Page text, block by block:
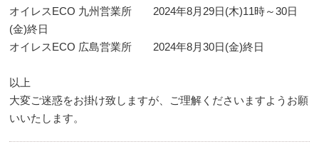
オイレスECO 九州営業所 2024年8月29日(木)11時～30日
(金)終日
オイレスECO 広島営業所 2024年8月30日(金)終日
以上
大変ご迷惑をお掛け致しますが、ご理解くださいますようお願
いいたします。